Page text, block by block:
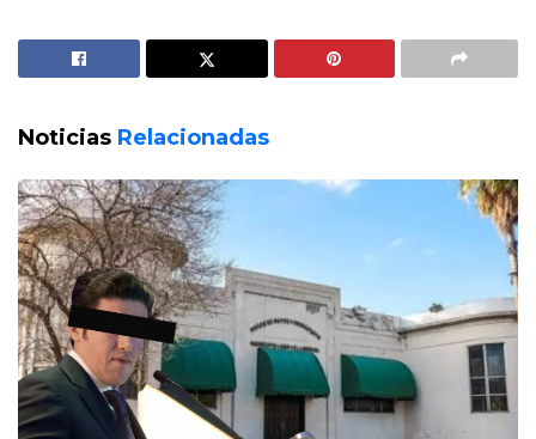
Noticias Relacionadas